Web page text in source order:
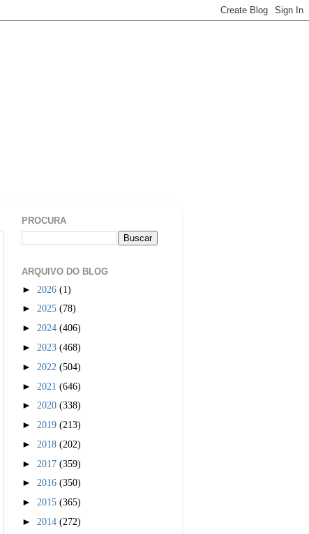
PROCURA
ARQUIVO DO BLOG
► 2026 (1)
► 2025 (78)
► 2024 (406)
► 2023 (468)
► 2022 (504)
► 2021 (646)
► 2020 (338)
► 2019 (213)
► 2018 (202)
► 2017 (359)
► 2016 (350)
► 2015 (365)
► 2014 (272)